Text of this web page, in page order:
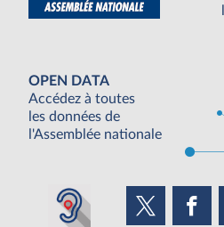
OPEN DATA
Accédez à toutes
les données de
l'Assemblée nationale